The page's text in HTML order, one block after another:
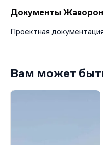
Документы
Проектная
Вам может